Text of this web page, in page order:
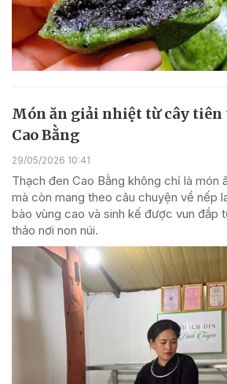
Món ăn giải nhiệt từ cây tiên
Cao Bằng
29/05/2026 10:41
Thạch đen Cao Bằng không chỉ là món
mà còn mang theo câu chuyện về nếp
bào vùng cao và sinh kế được vun đắp
thảo nơi non núi.